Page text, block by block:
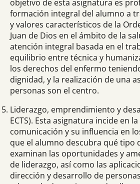
objetivo de esta asignatura es
formación integral del alumno a
y valores característicos de la
Juan de Dios en el ámbito de la
atención integral basada en el
equilibrio entre técnica y
los derechos del enfermo
dignidad, y la realización de una
personas son el centro.
Liderazgo, emprendimiento y
ECTS). Esta asignatura incide en
comunicación y su influencia en
que el alumno descubra qué tipo
examinan las oportunidades y
de liderazgo, así como las
dirección y desarrollo de